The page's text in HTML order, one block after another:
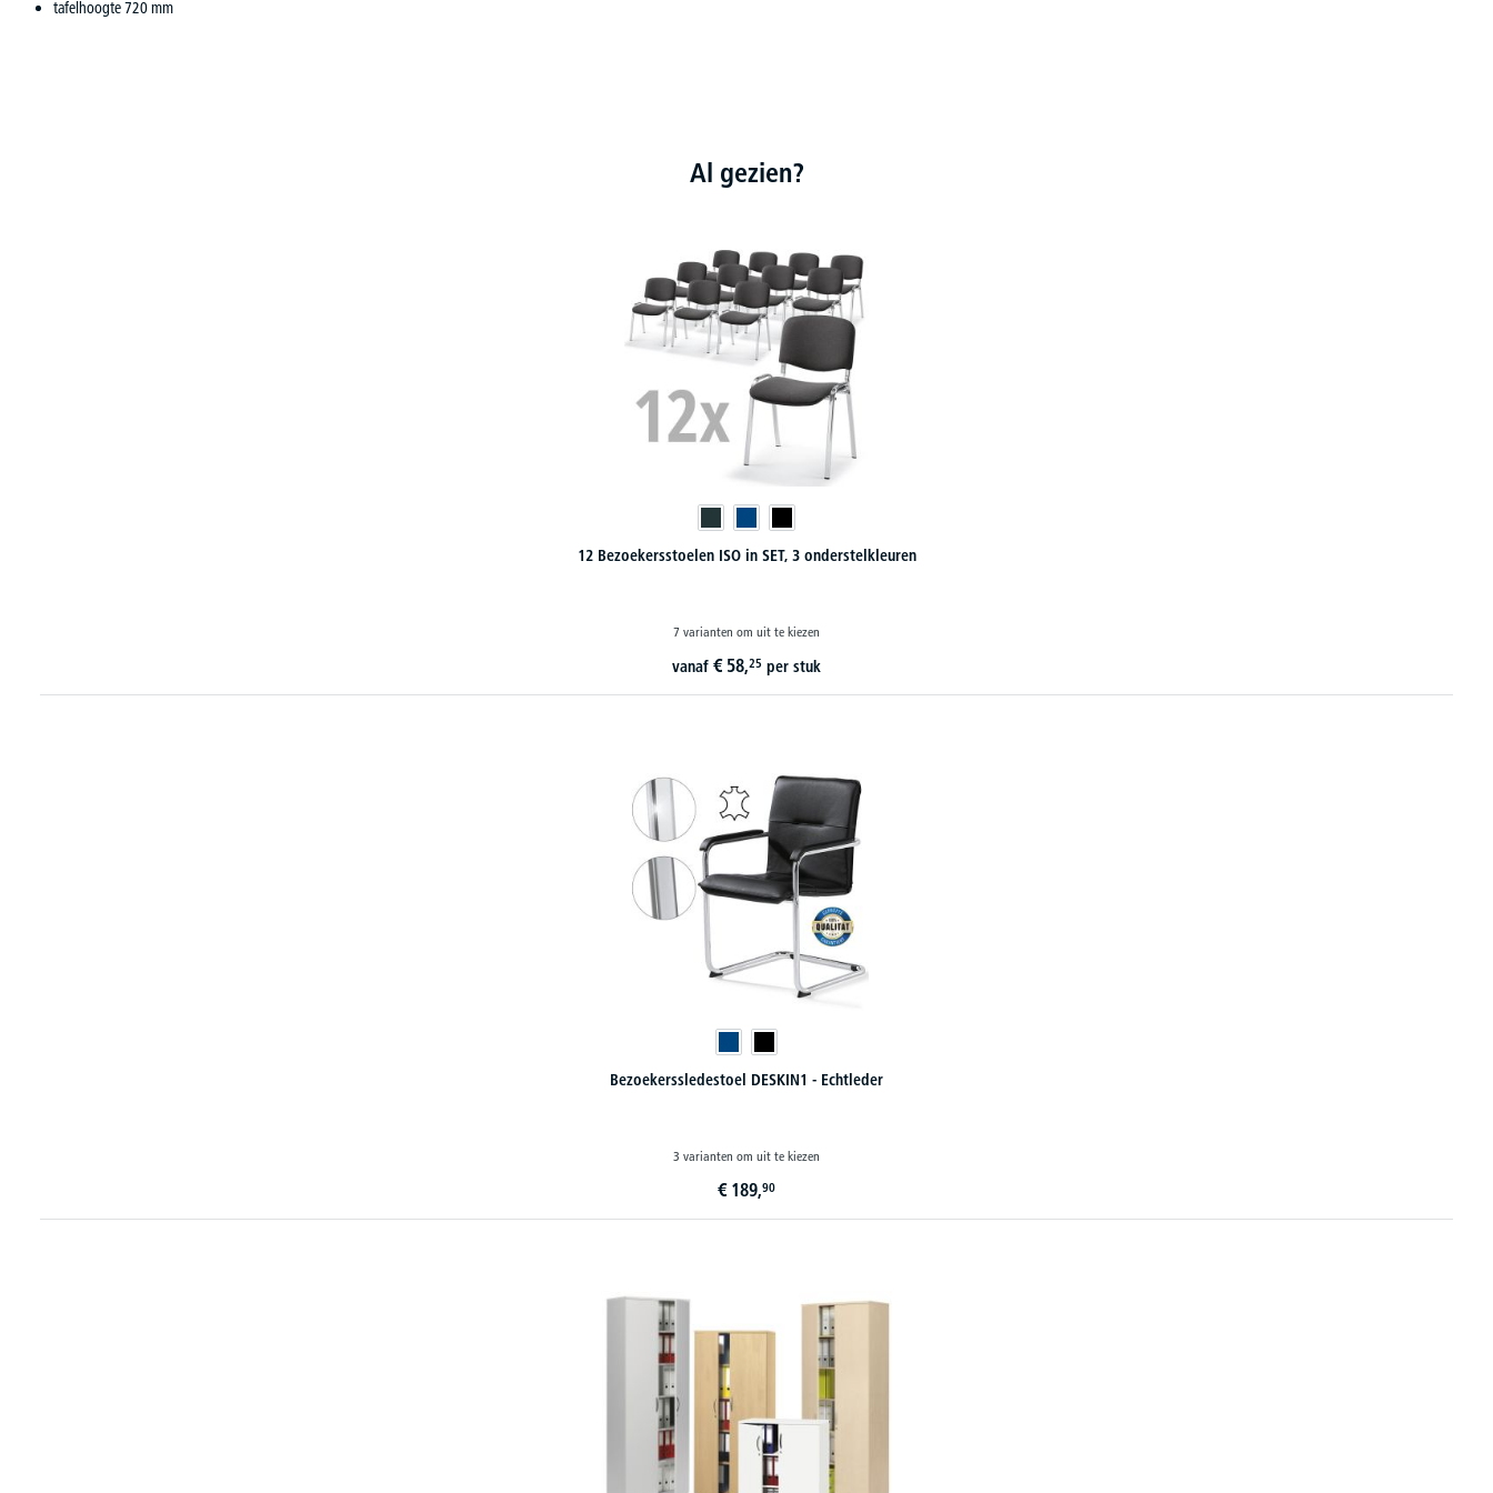
tafelhoogte 720 mm
Al gezien?
12 Bezoekersstoelen ISO in SET, 3 onderstelkleuren
7 varianten om uit te kiezen
vanaf € 58,25 per stuk
Bezoekerssledestoel DESKIN1 - Echtleder
3 varianten om uit te kiezen
€ 189,90